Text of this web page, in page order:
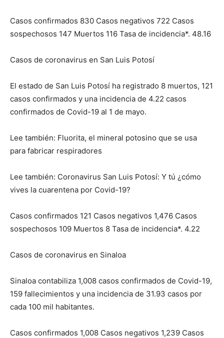
Casos confirmados 830 Casos negativos 722 Casos
sospechosos 147 Muertos 116 Tasa de incidencia*. 48.16
Casos de coronavirus en San Luis Potosí
El estado de San Luis Potosí ha registrado 8 muertos, 121
casos confirmados y una incidencia de 4.22 casos
confirmados de Covid-19 al 1 de mayo.
Lee también: Fluorita, el mineral potosino que se usa
para fabricar respiradores
Lee también: Coronavirus San Luis Potosí: Y tú ¿cómo
vives la cuarentena por Covid-19?
Casos confirmados 121 Casos negativos 1,476 Casos
sospechosos 109 Muertos 8 Tasa de incidencia*. 4.22
Casos de coronavirus en Sinaloa
Sinaloa contabiliza 1,008 casos confirmados de Covid-19,
159 fallecimientos y una incidencia de 31.93 casos por
cada 100 mil habitantes.
Casos confirmados 1,008 Casos negativos 1,239 Casos